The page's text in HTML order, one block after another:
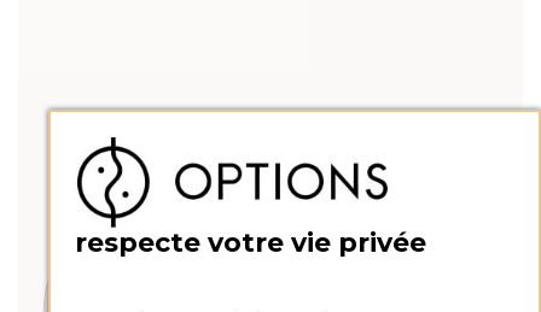
respecte votre vie privée